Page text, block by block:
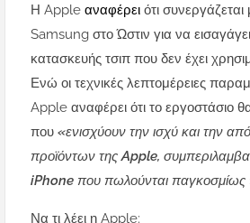
Η Apple αναφέρει ότι
Samsung στο Ώστιν για να
κατασκευής τσιπ που δεν έχει
Ενώ οι τεχνικές λεπτομέρειες
Apple αναφέρει ότι το εργοστάσιο
που «ενισχύουν την ισχύ και την
προϊόντων της Apple,
iPhone που πωλούνται παγκοσμίως
Να τι λέει η Apple: